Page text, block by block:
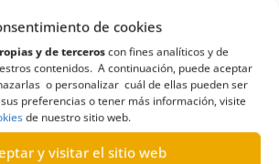
de cookies
y de terceroscon fines analíticos y de
contenidos. A continuación, puede aceptar
o personalizar cuál de ellas pueden ser
preferencias o tener más información, visite
de nuestro sitio web.
y visitar el sitio web